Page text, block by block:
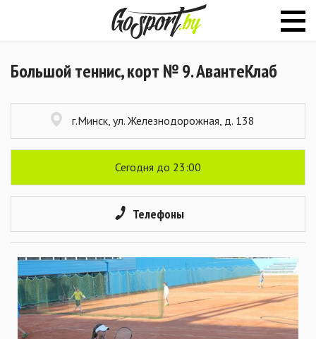
Большой теннис, корт № 9. АвантеКлаб
г.Минск, ул. Железнодорожная, д. 138
Сегодня до 23:00
Телефоны